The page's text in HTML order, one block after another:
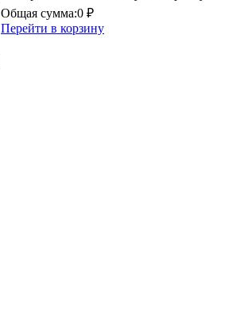
Общая сумма:0 ₽
Перейти в корзину